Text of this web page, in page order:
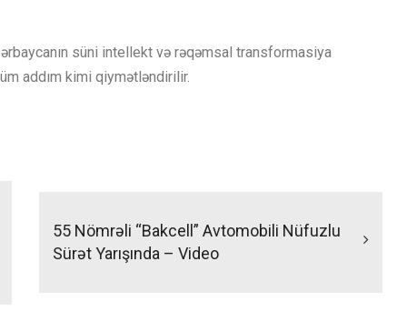
süni intellekt və rəqəmsal transformasiya
addım kimi qiymətləndirilir.
55 Nömrəli “Bakcell” Avtomobili Nüfuzlu
Sürət Yarışında – Video